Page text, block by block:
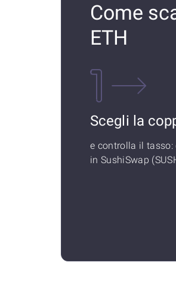
Come
ETH
Scegli la
e controlla il tasso:
in SushiSwap